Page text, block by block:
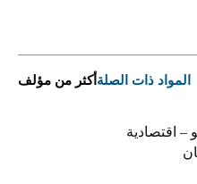
المواد ذات الصلة أكثر من مؤلف
– اقتصادية